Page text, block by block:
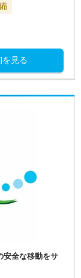
を見る
安全な移動をサ